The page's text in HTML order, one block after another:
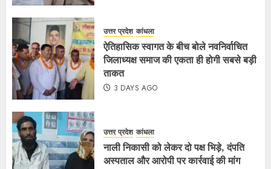
उत्तर प्रदेश कांधला
ऐतिहासिक स्वागत के बीच बोले नवनिर्वाचित
जिलाध्यक्ष समाज की एकता ही होगी सबसे बड़ी
ताकत
3 DAYS AGO
उत्तर प्रदेश कांधला
नाली निकासी को लेकर दो पक्ष भिड़े, दंपति
अस्पताल और आरोपी पर कार्रवाई की मांग